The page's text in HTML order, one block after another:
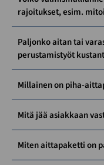
rajoitukset, esim.
Paljonko aitan tai
perustamistyöt
Millainen on piha-
Mitä jää asiakkaan
Miten aittapaketti on